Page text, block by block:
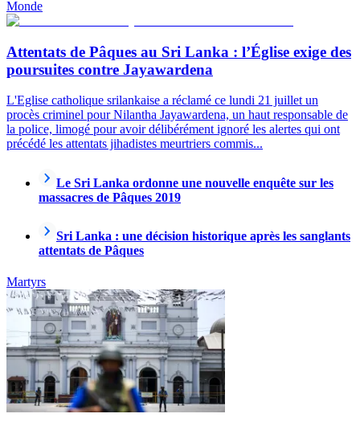
Monde
Attentats de Pâques au Sri Lanka : l’Église exige des
poursuites contre Jayawardena
L'Eglise catholique srilankaise a réclamé ce lundi 21 juillet un
procès criminel pour Nilantha Jayawardena, un haut responsable de
la police, limogé pour avoir délibérément ignoré les alertes qui ont
précédé les attentats jihadistes meurtriers commis...
Le Sri Lanka ordonne une nouvelle enquête sur les
massacres de Pâques 2019
Sri Lanka : une décision historique après les sanglants
attentats de Pâques
Martyrs